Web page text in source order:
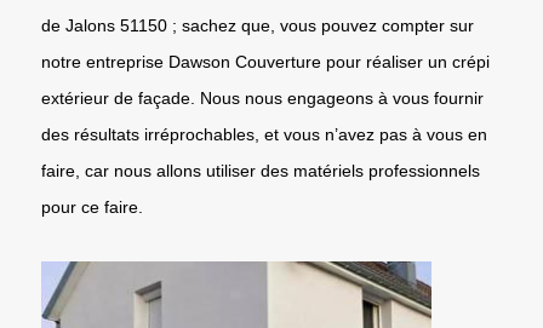
de Jalons 51150 ; sachez que, vous pouvez compter sur
notre entreprise Dawson Couverture pour réaliser un crépi
extérieur de façade. Nous nous engageons à vous fournir
des résultats irréprochables, et vous n’avez pas à vous en
faire, car nous allons utiliser des matériels professionnels
pour ce faire.